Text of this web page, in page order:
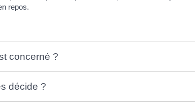
repos.
concerné ?
décide ?